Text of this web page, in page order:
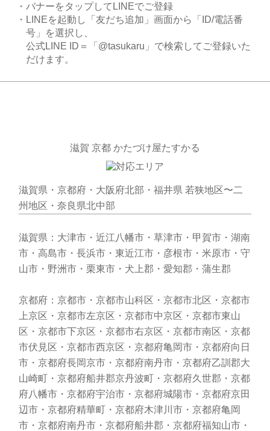
・バナーをタップしてLINEでご登録
・LINEを起動し「友だち追加」画面から「ID/電話番
号」を選択し、
公式LINE ID＝「@tasukaru」で検索してご登録いた
だけます。
滋賀 京都 かたづけ屋たすかる
滋賀県・京都府・大阪府北部・福井県 若狭地区〜二
州地区・奈良県北中部
滋賀県：大津市・近江八幡市・草津市・甲賀市・湖南
市・高島市・長浜市・東近江市・彦根市・米原市・守
山市・野洲市・栗東市・犬上郡・愛知郡・蒲生郡
京都府：京都市・京都市山科区・京都市北区・京都市
上京区・京都市左京区・京都市中京区・京都市東山
区・京都市下京区・京都市右京区・京都市南区・京都
市伏見区・京都市西京区・京都府亀岡市・京都府向日
市・京都府長岡京市・京都府南丹市・京都府乙訓郡大
山崎町・京都府船井郡京丹波町・京都府久世郡・京都
府八幡市・京都府宇治市・京都府城陽市・京都府京田
辺市・京都府精華町・京都府木津川市・京都府亀岡
市・京都府南丹市・京都府船井郡・京都府福知山市・